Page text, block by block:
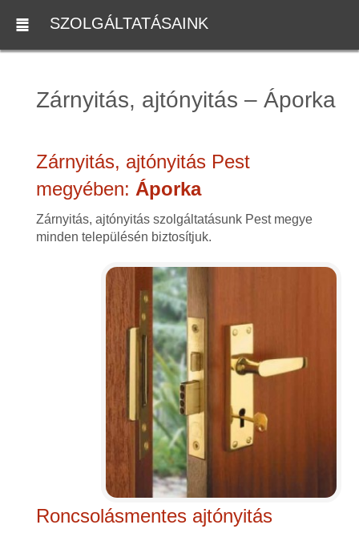
SZOLGÁLTATÁSAINK
Zárnyitás, ajtónyitás – Áporka
Zárnyitás, ajtónyitás Pest
megyében: Áporka
Zárnyitás, ajtónyitás szolgáltatásunk Pest megye
minden településén biztosítjuk.
Roncsolásmentes ajtónyitás